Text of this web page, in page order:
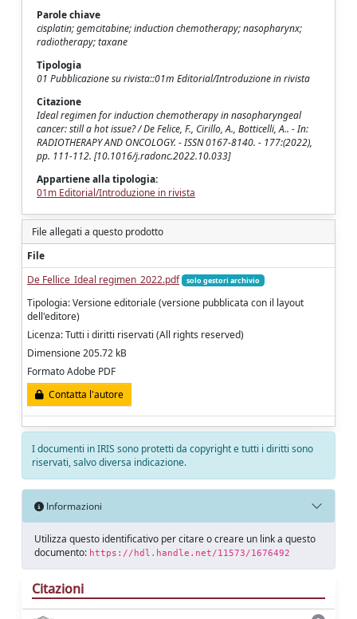
Parole chiave
cisplatin; gemcitabine; induction chemotherapy; nasopharynx;
radiotherapy; taxane
Tipologia
01 Pubblicazione su rivista::01m Editorial/Introduzione in rivista
Citazione
Ideal regimen for induction chemotherapy in nasopharyngeal
cancer: still a hot issue? / De Felice, F., Cirillo, A., Botticelli, A.. - In:
RADIOTHERAPY AND ONCOLOGY. - ISSN 0167-8140. - 177:(2022),
pp. 111-112. [10.1016/j.radonc.2022.10.033]
Appartiene alla tipologia:
01m Editorial/Introduzione in rivista
File allegati a questo prodotto
File
De Fellice_Ideal regimen_2022.pdf
solo gestori archivio
Tipologia: Versione editoriale (versione pubblicata con il layout
dell'editore)
Licenza: Tutti i diritti riservati (All rights reserved)
Dimensione 205.72 kB
Formato Adobe PDF
Contatta l'autore
I documenti in IRIS sono protetti da copyright e tutti i diritti sono
riservati, salvo diversa indicazione.
Informazioni
Utilizza questo identificativo per citare o creare un link a questo
documento: https://hdl.handle.net/11573/1676492
Citazioni